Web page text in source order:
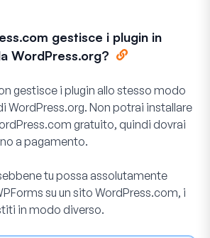
gestisce i plugin in
WordPress.org?
gestisce i plugin allo stesso modo
WordPress.org. Non potrai installare
gratuito, quindi dovrai
a pagamento.
tu possa assolutamente
su un sito WordPress.com, i
in modo diverso.